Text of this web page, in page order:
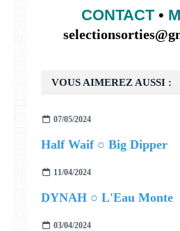
VOUS AIMEREZ AUSSI :
07/05/2024
Half Waif ○ Big Dipper
11/04/2024
DYNAH ○ L'Eau Monte
03/04/2024
CONTACT•